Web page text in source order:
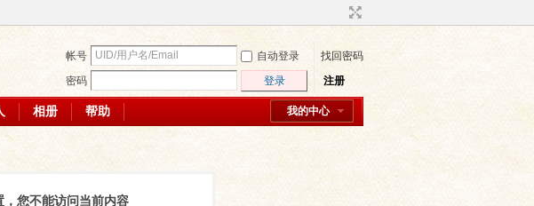
帐号 自动登录
找回密码
密码
登录 注册
我的中心
相册 帮助
您不能访问当前内容